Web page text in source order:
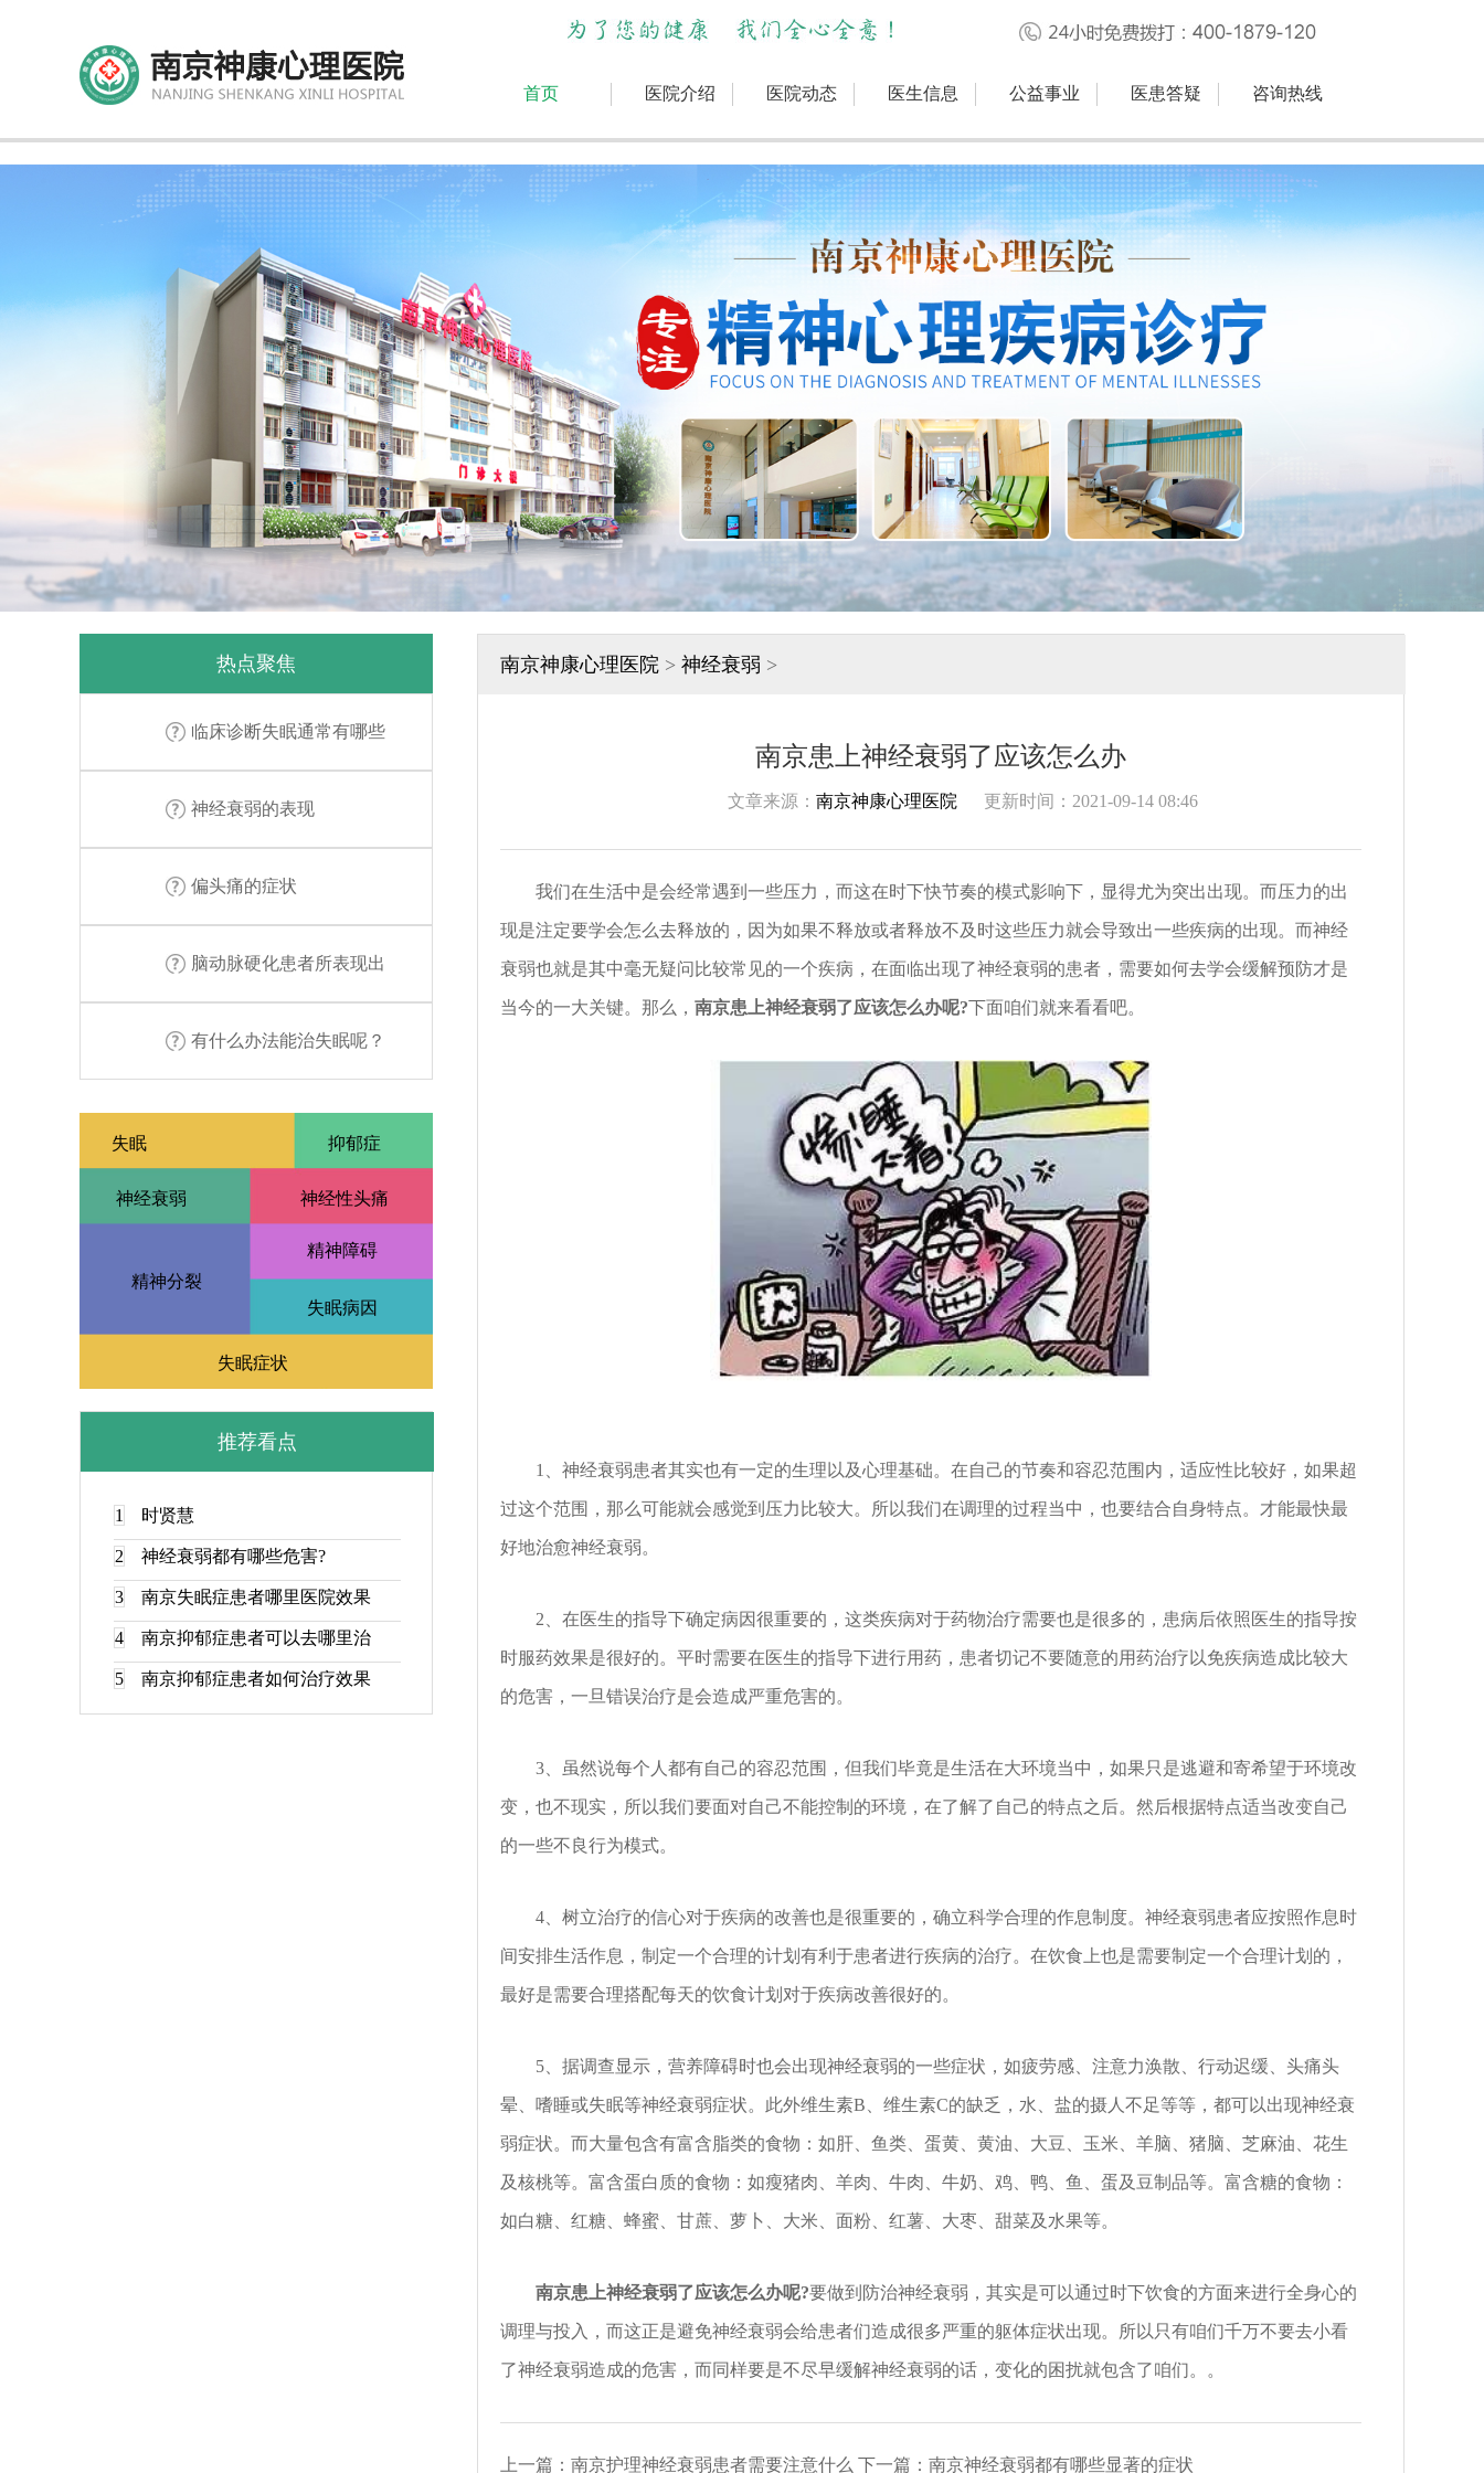
首页 医院介绍 医院动态 医生信息 公益事业 医患答疑 咨询热线
热点聚焦
临床诊断失眠通常有哪些
神经衰弱的表现
偏头痛的症状
脑动脉硬化患者所表现出
有什么办法能治失眠呢？
失眠 抑郁症
神经衰弱 神经性头痛
精神分裂
精神障碍
失眠病因
失眠症状
推荐看点
1 时贤慧
2 神经衰弱都有哪些危害?
3 南京失眠症患者哪里医院效果
4 南京抑郁症患者可以去哪里治
5 南京抑郁症患者如何治疗效果
南京神康心理医院 > 神经衰弱 >
南京患上神经衰弱了应该怎么办
文章来源： 南京神康心理医院 更新时间：2021-09-14 08:46
我们在生活中是会经常遇到一些压力，而这在时下快节奏的模式影响下，显得尤为突出出现。而压力的出
现是注定要学会怎么去释放的，因为如果不释放或者释放不及时这些压力就会导致出一些疾病的出现。而神经
衰弱也就是其中毫无疑问比较常见的一个疾病，在面临出现了神经衰弱的患者，需要如何去学会缓解预防才是
当今的一大关键。那么， 南京患上神经衰弱了应该怎么办呢?下面咱们就来看看吧。
1、神经衰弱患者其实也有一定的生理以及心理基础。在自己的节奏和容忍范围内，适应性比较好，如果超
过这个范围，那么可能就会感觉到压力比较大。所以我们在调理的过程当中，也要结合自身特点。才能最快最
好地治愈神经衰弱。
2、在医生的指导下确定病因很重要的，这类疾病对于药物治疗需要也是很多的，患病后依照医生的指导按
时服药效果是很好的。平时需要在医生的指导下进行用药，患者切记不要随意的用药治疗以免疾病造成比较大
的危害，一旦错误治疗是会造成严重危害的。
3、虽然说每个人都有自己的容忍范围，但我们毕竟是生活在大环境当中，如果只是逃避和寄希望于环境改
变，也不现实，所以我们要面对自己不能控制的环境，在了解了自己的特点之后。然后根据特点适当改变自己
的一些不良行为模式。
4、树立治疗的信心对于疾病的改善也是很重要的，确立科学合理的作息制度。神经衰弱患者应按照作息时
间安排生活作息，制定一个合理的计划有利于患者进行疾病的治疗。在饮食上也是需要制定一个合理计划的，
最好是需要合理搭配每天的饮食计划对于疾病改善很好的。
5、据调查显示，营养障碍时也会出现神经衰弱的一些症状，如疲劳感、注意力涣散、行动迟缓、头痛头
晕、嗜睡或失眠等神经衰弱症状。此外维生素B、维生素C的缺乏，水、盐的摄人不足等等，都可以出现神经衰
弱症状。而大量包含有富含脂类的食物：如肝、鱼类、蛋黄、黄油、大豆、玉米、羊脑、猪脑、芝麻油、花生
及核桃等。富含蛋白质的食物：如瘦猪肉、羊肉、牛肉、牛奶、鸡、鸭、鱼、蛋及豆制品等。富含糖的食物：
如白糖、红糖、蜂蜜、甘蔗、萝卜、大米、面粉、红薯、大枣、甜菜及水果等。
南京患上神经衰弱了应该怎么办呢?要做到防治神经衰弱，其实是可以通过时下饮食的方面来进行全身心的
调理与投入，而这正是避免神经衰弱会给患者们造成很多严重的躯体症状出现。所以只有咱们千万不要去小看
了神经衰弱造成的危害，而同样要是不尽早缓解神经衰弱的话，变化的困扰就包含了咱们。。
上一篇： 南京护理神经衰弱患者需要注意什么 下一篇： 南京神经衰弱都有哪些显著的症状